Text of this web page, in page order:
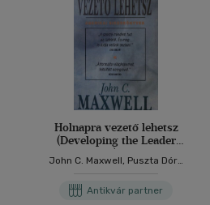
Holnapra vezető lehetsz
(Developing the Leader
Within You) - Amerikai
Sikerkönyvek
John C. Maxwell, Puszta Dóra
Antikvár partner